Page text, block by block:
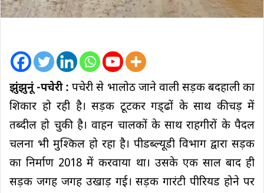
झुंझुनूं -पचेरी : पचेरी से भालोठ जाने वाली सड़क बदहाली का
शिकार हो रही है। सड़क टूटकर गड्‌ढों के साथ कीचड़ में
तब्दील हो चुकी है। वाहन चालकों के साथ राहगीरों के पैदल
चलना भी मुश्किल हो रहा है। पीडब्ल्यूडी विभाग द्वारा सड़क
का निर्माण 2018 में करवाया था। उसके एक साल बाद ही
सड़क जगह जगह उखाड़ गई। सड़क गारंटी पीरियड होने पर